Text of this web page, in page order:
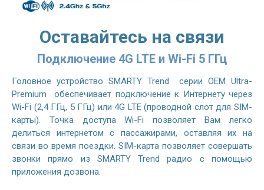
Оставайтесь на связи
Подключение 4G LTE и Wi-Fi 5 ГГц
Головное устройство SMARTY Trend серии OEM Ultra-
Premium обеспечивает подключение к Интернету через
Wi-Fi (2,4 ГГц, 5 ГГц) или 4G LTE (проводной слот для SIM-
карты). Точка доступа Wi-Fi позволяет Вам легко
делиться интернетом с пассажирами, оставляя их на
связи во время поездки. SIM-карта позволяет совершать
звонки прямо из SMARTY Trend радио с помощью
приложения дозвона.